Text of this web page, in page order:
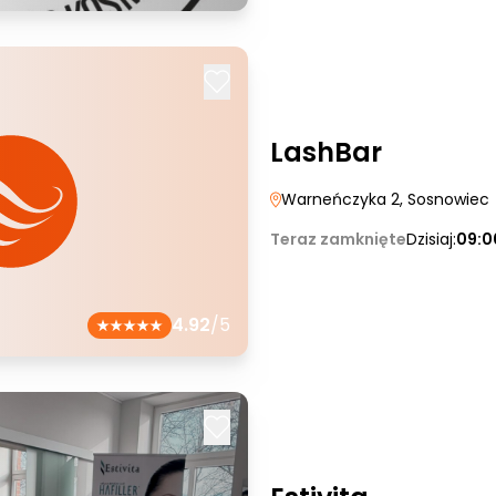
4.92/5
LashBar
Warneńczyka 2, Sosnowiec
Teraz zamknięteDzisiaj: